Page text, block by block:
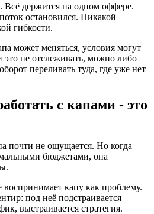
Всё держится на одном оффере.
остановился. Никакой
гибкости.
может меняться, условия могут
это не отслеживать, можно либо
переливать туда, где уже нет
с капами - это
почти не ощущается. Но когда
бюджетами, она
капу как проблему.
под неё подстраивается
выстраивается стратегия.